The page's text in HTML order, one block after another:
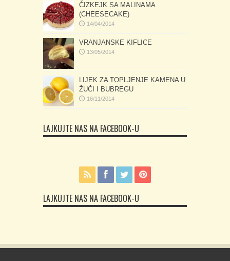
ČIZKEJK SA MALINAMA
(CHEESECAKE)
14/04/2014
VRANJANSKE KIFLICE
13/05/2014
LIJEK ZA TOPLJENJE KAMENA U
ŽUČI I BUBREGU
16/11/2014
LAJKUJTE NAS NA FACEBOOK-U
LAJKUJTE NAS NA FACEBOOK-U